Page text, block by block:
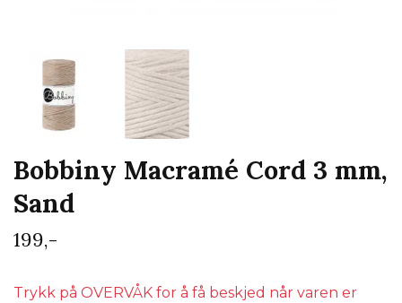
Bobbiny Macramé Cord 3 mm,
Sand
199,-
Trykk på OVERVÅK for å få beskjed når varen er